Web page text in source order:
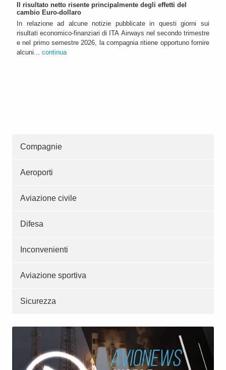
Il risultato netto risente principalmente degli effetti del
cambio Euro-dollaro
In relazione ad alcune notizie pubblicate in questi giorni sui
risultati economico-finanziari di ITA Airways nel secondo trimestre
e nel primo semestre 2026, la compagnia ritiene opportuno fornire
alcuni... continua
Compagnie
Aeroporti
Aviazione civile
Difesa
Inconvenienti
Aviazione sportiva
Sicurezza